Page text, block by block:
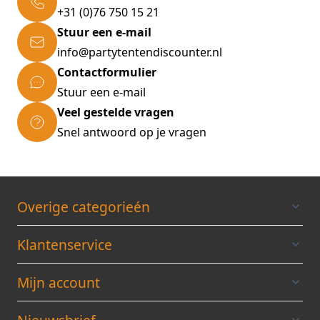
Productvoordelen:
15 ultraheldere LED´s
Oplaadbare, geïntegreerde accu
Verstelbare verlichting
Geen externe stroombron nodig
Incl. apart zonnepaneel
Incl. 5m verbindingskabel tussen paneel en
Flexibele, eenvoudige en gemakkelijke
Materiaal: ABS / PMMA
Zonne-energiepaneel: 6V, 40mAh
+31 (0)76 750 15 21
Stuur een e-mail
info@partytentendiscounter.nl
Contactformulier
Stuur een e-mail
Veel gestelde vragen
Snel antwoord op je vragen
Overige categorieén
Klantenservice
Mijn account